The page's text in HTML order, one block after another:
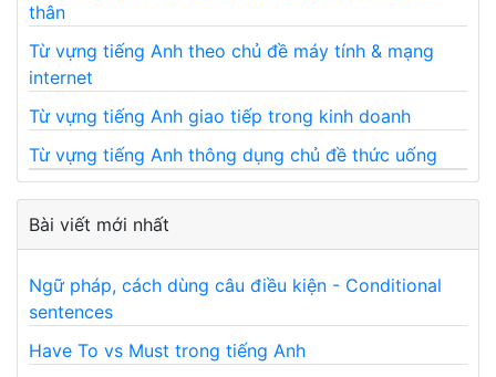
thân
Từ vựng tiếng Anh theo chủ đề máy tính & mạng
internet
Từ vựng tiếng Anh giao tiếp trong kinh doanh
Từ vựng tiếng Anh thông dụng chủ đề thức uống
Bài viết mới nhất
Ngữ pháp, cách dùng câu điều kiện - Conditional
sentences
Have To vs Must trong tiếng Anh